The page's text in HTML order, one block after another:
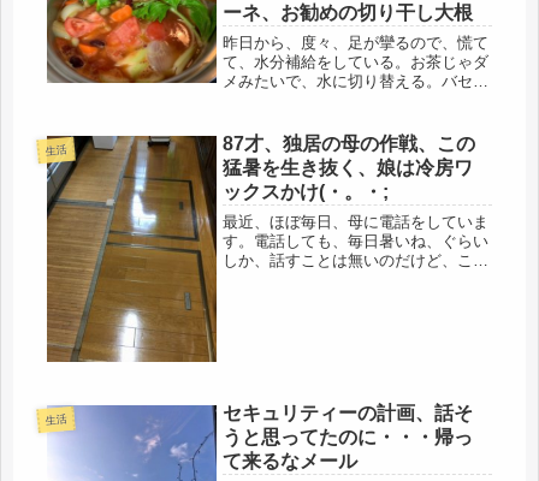
ーネ、お勧めの切り干し大根
昨日から、度々、足が攣るので、慌て
て、水分補給をしている。お茶じゃダ
メみたいで、水に切り替える。バセド
る、という恐ろしい事にはなってない
ので、余裕です(=ﾟωﾟ)ﾉ寒いしね、縮
こ...
生活
87才、独居の母の作戦、この
猛暑を生き抜く、娘は冷房ワ
ックスかけ(・。・;
最近、ほぼ毎日、母に電話をしていま
す。電話しても、毎日暑いね、ぐらい
しか、話すことは無いのだけど、この
生活
セキュリティーの計画、話そ
うと思ってたのに・・・帰っ
て来るなメール